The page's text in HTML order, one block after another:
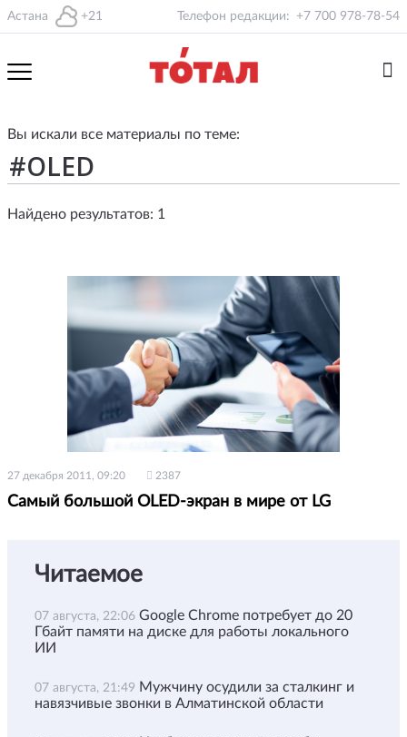
Астана +21 Телефон редакции: +7 700 978-78-54
Вы искали все материалы по теме:
Найдено результатов: 1
27 декабря 2011, 09:20 2387
Самый большой OLED-экран в мире от LG
Читаемое
07 августа, 22:06 Google Chrome потребует до 20
Гбайт памяти на диске для работы локального
ИИ
07 августа, 21:49 Мужчину осудили за сталкинг и
навязчивые звонки в Алматинской области